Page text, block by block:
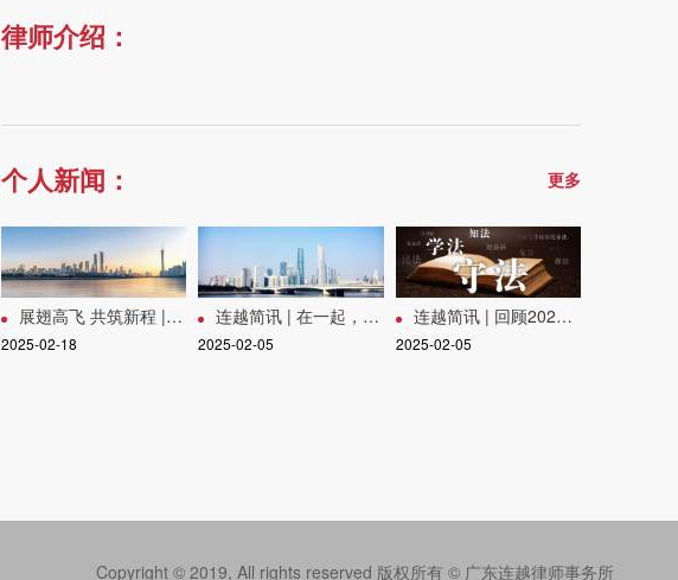
律师介绍：
个人新闻： 更多
展翅高飞 共筑新程 | 连越3名律师晋升合伙人
2025-02-18
连越简讯 | 在一起，创未来，擘画发展新篇章——连越律师事务所第三十一次全体合伙人会议圆满召开
2025-02-05
连越简讯 | 回顾2024，展望卓越新程——连越青工委2024年终总结会
2025-02-05
Copyright © 2019, All rights reserved 版权所有 © 广东连越律师事务所